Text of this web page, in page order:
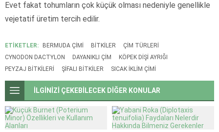
Evet fakat tohumların çok küçük olması nedeniyle genellikle
vejetatif üretim tercih edilir.
ETİKETLER: BERMUDA ÇIMI BITKILER
ÇIM TÜRLERI
CYNODON DACTYLON
DAYANIKLI ÇIM
KÖPEK DIŞI AYRIĞI
PEYZAJ BITKILERI
ŞIFALI BITKILER SICAK IKLIM ÇIMI
İLGİNİZİ ÇEKEBİLECEK DİĞER KONULAR